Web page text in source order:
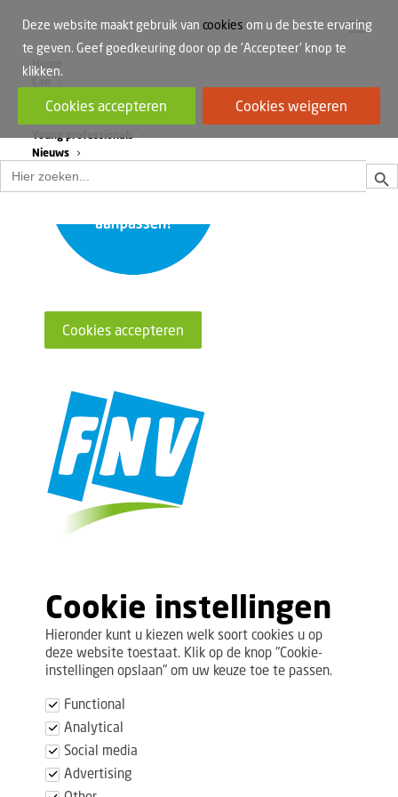
Home
Werkdruk
Vrouwen in de bouw
Young professionals
Nieuws
Zoek
naar:
Cookies accepteren
Cookie instellingen
Hieronder kunt u kiezen welk soort cookies u op
deze website toestaat. Klik op de knop "Cookie-
instellingen opslaan" om uw keuze toe te passen.
Functional
Analytical
Social media
Advertising
Deze website maakt gebruik van cookies om u de beste ervaring
te geven. Geef goedkeuring door op de 'Accepteer' knop te
klikken.
Cookies accepteren Cookies weigeren